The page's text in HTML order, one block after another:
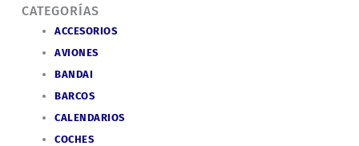
CATEGORÍAS
ACCESORIOS
AVIONES
BANDAI
BARCOS
CALENDARIOS
COCHES